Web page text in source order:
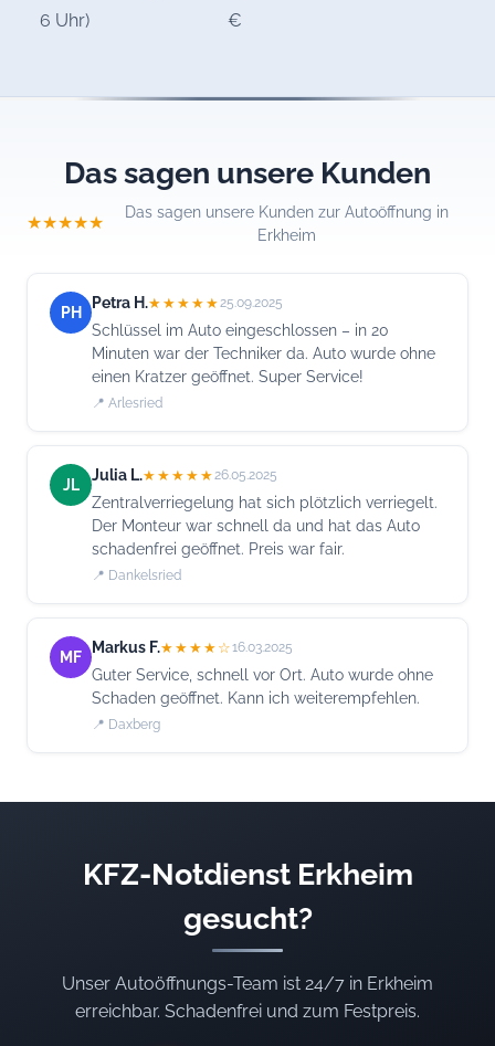
6 Uhr)
€
Das sagen unsere Kunden
★★★★★
Das sagen unsere Kunden zur Autoöffnung in
Erkheim
PH
Petra H.★★★★★25.09.2025
Schlüssel im Auto eingeschlossen – in 20
Minuten war der Techniker da. Auto wurde ohne
einen Kratzer geöffnet. Super Service!
📍 Arlesried
JL
Julia L.★★★★★26.05.2025
Zentralverriegelung hat sich plötzlich verriegelt.
Der Monteur war schnell da und hat das Auto
schadenfrei geöffnet. Preis war fair.
📍 Dankelsried
MF
Markus F.★★★★☆16.03.2025
Guter Service, schnell vor Ort. Auto wurde ohne
Schaden geöffnet. Kann ich weiterempfehlen.
📍 Daxberg
KFZ-Notdienst Erkheim
gesucht?
Unser Autoöffnungs-Team ist 24/7 in Erkheim
erreichbar. Schadenfrei und zum Festpreis.